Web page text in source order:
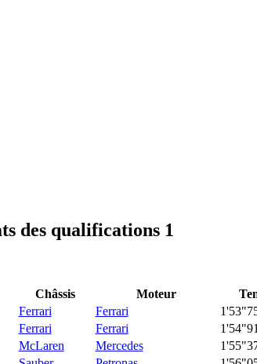
des qualifications 1
Châssis Moteur
Ferrari Ferrari
Ferrari Ferrari
McLaren Mercedes